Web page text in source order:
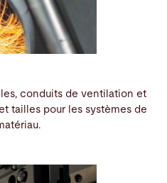
conduits de ventilation et
tailles pour les systèmes de